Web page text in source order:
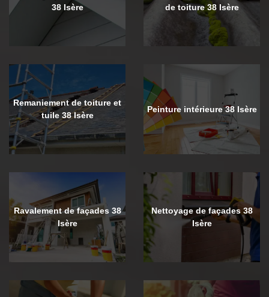
38 Isère
de toiture 38 Isère
Remaniement de toiture et
tuile 38 Isère
Peinture intérieure 38 Isère
Ravalement de façades 38
Isère
Nettoyage de façades 38
Isère